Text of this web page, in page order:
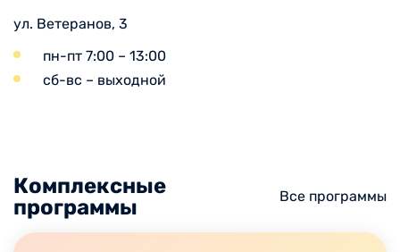
ул. Ветеранов, 3
пн-пт 7:00 – 13:00
сб-вс – выходной
Комплексные
программы
Все программы